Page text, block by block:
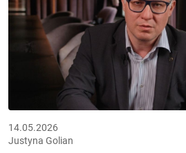
14.05.2026
Justyna Golian